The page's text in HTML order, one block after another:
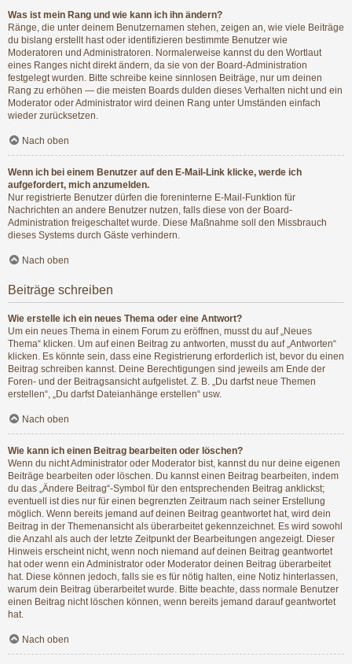
Was ist mein Rang und wie kann ich ihn ändern?
Ränge, die unter deinem Benutzernamen stehen, zeigen an, wie viele Beiträge
du bislang erstellt hast oder identifizieren bestimmte Benutzer wie
Moderatoren und Administratoren. Normalerweise kannst du den Wortlaut
eines Ranges nicht direkt ändern, da sie von der Board-Administration
festgelegt wurden. Bitte schreibe keine sinnlosen Beiträge, nur um deinen
Rang zu erhöhen — die meisten Boards dulden dieses Verhalten nicht und ein
Moderator oder Administrator wird deinen Rang unter Umständen einfach
wieder zurücksetzen.
Nach oben
Wenn ich bei einem Benutzer auf den E-Mail-Link klicke, werde ich
aufgefordert, mich anzumelden.
Nur registrierte Benutzer dürfen die foreninterne E-Mail-Funktion für
Nachrichten an andere Benutzer nutzen, falls diese von der Board-
Administration freigeschaltet wurde. Diese Maßnahme soll den Missbrauch
dieses Systems durch Gäste verhindern.
Nach oben
Beiträge schreiben
Wie erstelle ich ein neues Thema oder eine Antwort?
Um ein neues Thema in einem Forum zu eröffnen, musst du auf „Neues
Thema“ klicken. Um auf einen Beitrag zu antworten, musst du auf „Antworten“
klicken. Es könnte sein, dass eine Registrierung erforderlich ist, bevor du einen
Beitrag schreiben kannst. Deine Berechtigungen sind jeweils am Ende der
Foren- und der Beitragsansicht aufgelistet. Z. B. „Du darfst neue Themen
erstellen“, „Du darfst Dateianhänge erstellen“ usw.
Nach oben
Wie kann ich einen Beitrag bearbeiten oder löschen?
Wenn du nicht Administrator oder Moderator bist, kannst du nur deine eigenen
Beiträge bearbeiten oder löschen. Du kannst einen Beitrag bearbeiten, indem
du das „Ändere Beitrag“-Symbol für den entsprechenden Beitrag anklickst;
eventuell ist dies nur für einen begrenzten Zeitraum nach seiner Erstellung
möglich. Wenn bereits jemand auf deinen Beitrag geantwortet hat, wird dein
Beitrag in der Themenansicht als überarbeitet gekennzeichnet. Es wird sowohl
die Anzahl als auch der letzte Zeitpunkt der Bearbeitungen angezeigt. Dieser
Hinweis erscheint nicht, wenn noch niemand auf deinen Beitrag geantwortet
hat oder wenn ein Administrator oder Moderator deinen Beitrag überarbeitet
hat. Diese können jedoch, falls sie es für nötig halten, eine Notiz hinterlassen,
warum dein Beitrag überarbeitet wurde. Bitte beachte, dass normale Benutzer
einen Beitrag nicht löschen können, wenn bereits jemand darauf geantwortet
hat.
Nach oben